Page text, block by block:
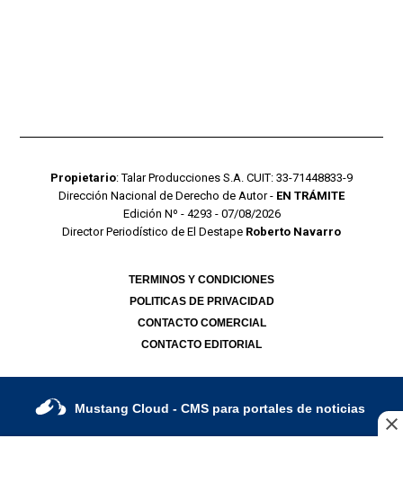
Propietario: Talar Producciones S.A. CUIT: 33-71448833-9
Dirección Nacional de Derecho de Autor - EN TRÁMITE
Edición Nº - 4293 - 07/08/2026
Director Periodístico de El Destape Roberto Navarro
TERMINOS Y CONDICIONES
POLITICAS DE PRIVACIDAD
CONTACTO COMERCIAL
CONTACTO EDITORIAL
Mustang Cloud - CMS para portales de noticias